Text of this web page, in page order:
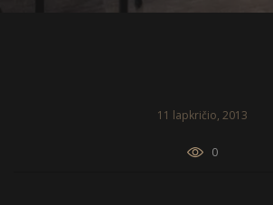
11 lapkričio, 2013
0